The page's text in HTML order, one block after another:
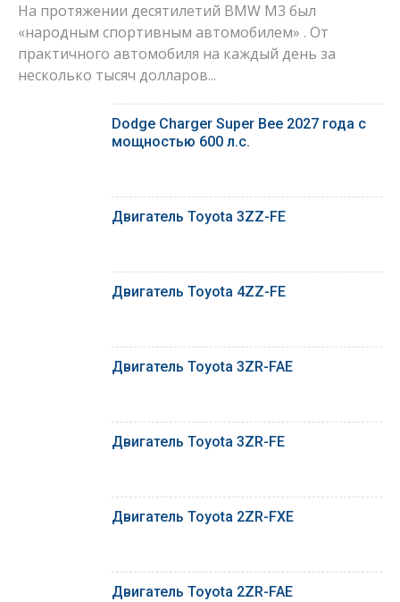
На протяжении десятилетий BMW M3 был
«народным спортивным автомобилем» . От
практичного автомобиля на каждый день за
несколько тысяч долларов...
Dodge Charger Super Bee 2027 года с
мощностью 600 л.с.
Двигатель Toyota 3ZZ-FE
Двигатель Toyota 4ZZ-FE
Двигатель Toyota 3ZR-FAE
Двигатель Toyota 3ZR-FE
Двигатель Toyota 2ZR-FXE
Двигатель Toyota 2ZR-FAE